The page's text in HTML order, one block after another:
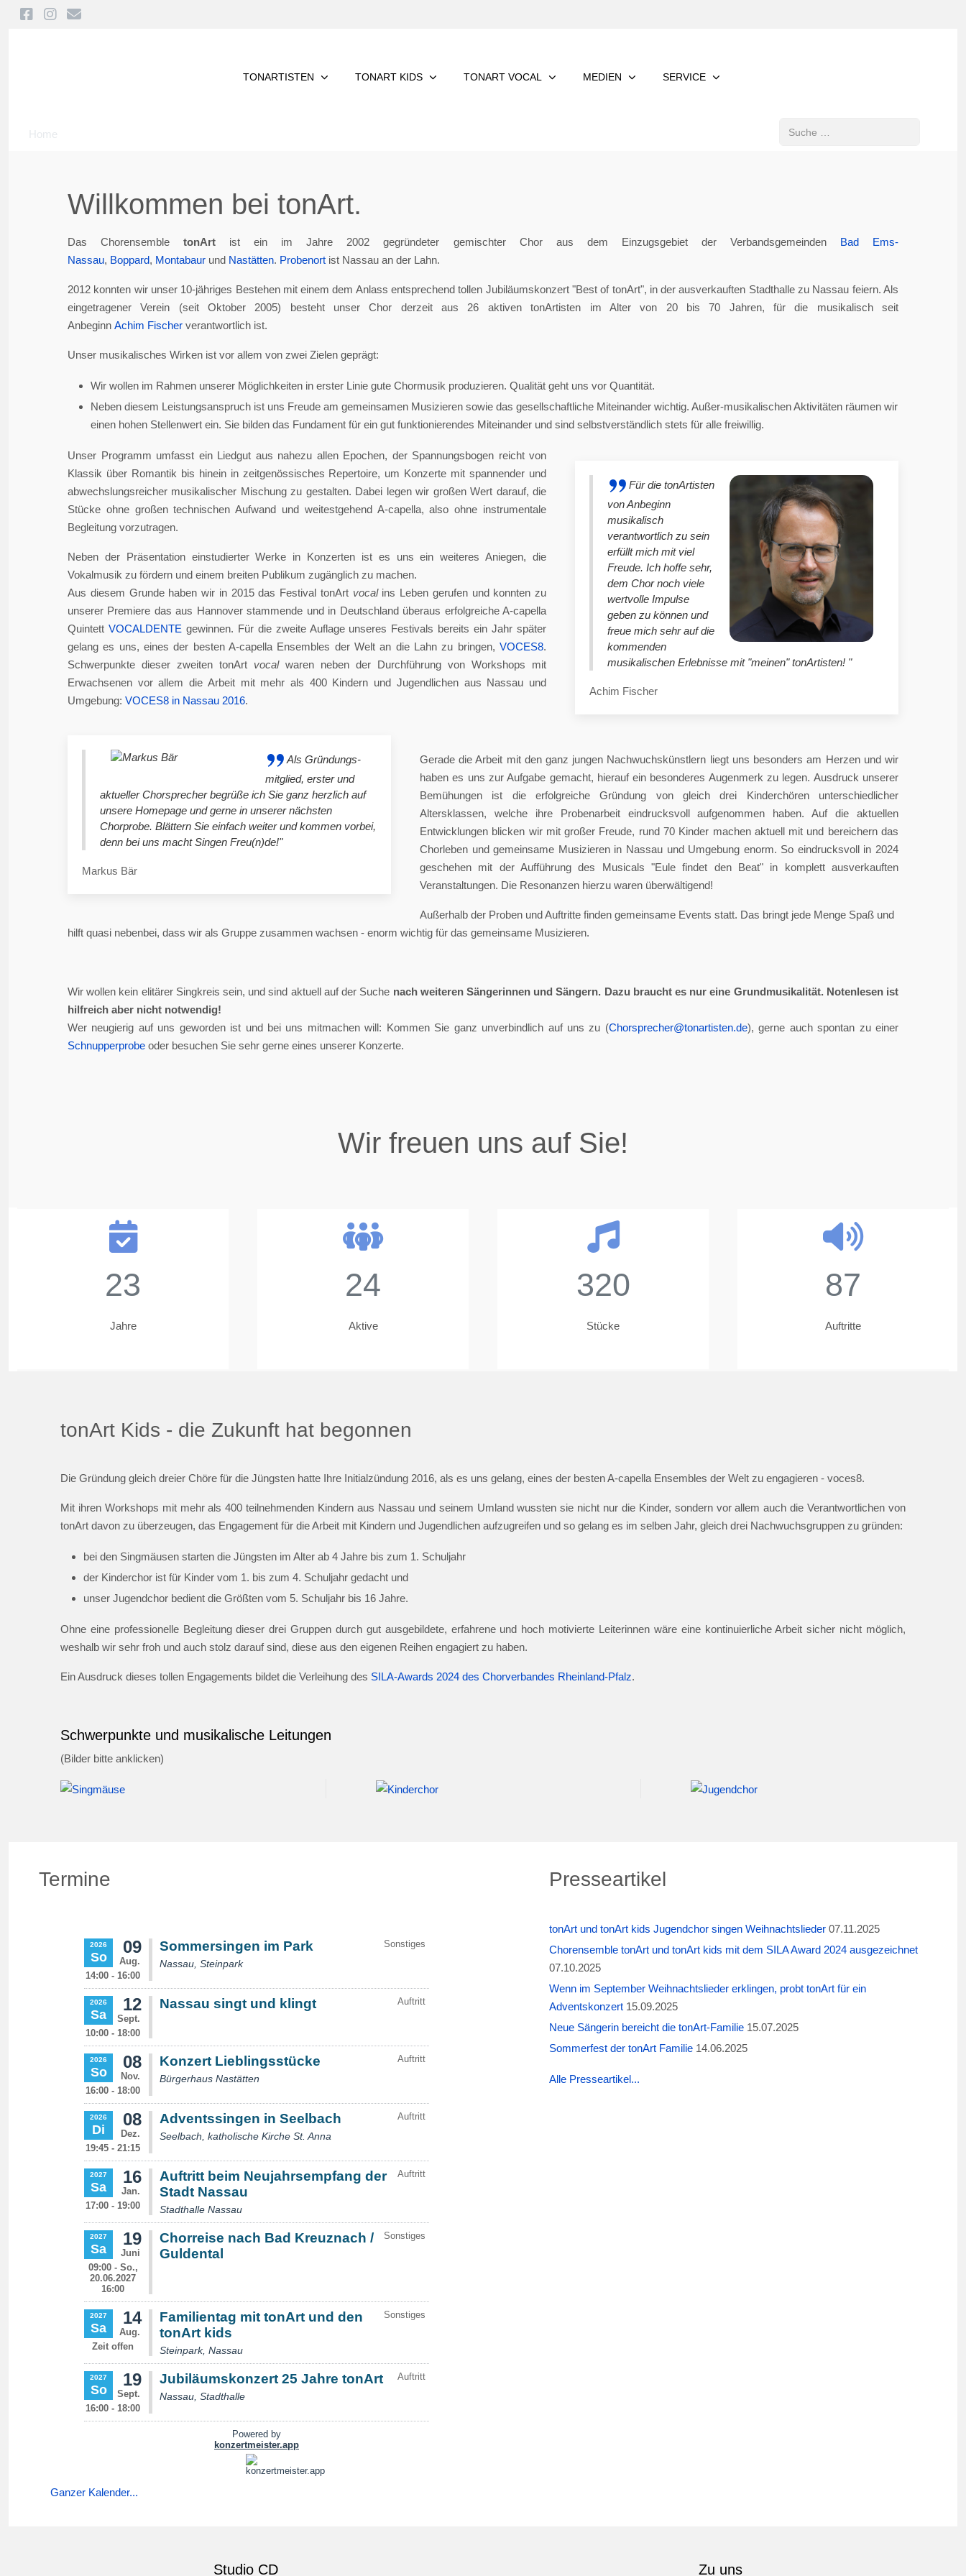
TONARTISTEN TONART KIDS TONART VOCAL MEDIEN SERVICE
Home
Suchen
Willkommen bei tonArt.
Das ChorensembletonArt ist ein im Jahre 2002 gegründeter gemischter Chor aus dem Einzugsgebiet der Verbandsgemeinden Bad Ems-
Nassau, Boppard, Montabaur und Nastätten. Probenort ist Nassau an der Lahn.
2012 konnten wir unser 10-jähriges Bestehen mit einem dem Anlass entsprechend tollen Jubiläumskonzert "Best of tonArt", in der ausverkauften Stadthalle zu Nassau feiern. Als
eingetragener Verein (seit Oktober 2005) besteht unser Chor derzeit aus 26 aktiven tonArtisten im Alter von 20 bis 70 Jahren, für die musikalisch seit
Anbeginn Achim Fischer verantwortlich ist.
Unser musikalisches Wirken ist vor allem von zwei Zielen geprägt:
Wir wollen im Rahmen unserer Möglichkeiten in erster Linie gute Chormusik produzieren. Qualität geht uns vor Quantität.
Neben diesem Leistungsanspruch ist uns Freude am gemeinsamen Musizieren sowie das gesellschaftliche Miteinander wichtig. Außer-musikalischen Aktivitäten räumen wir
einen hohen Stellenwert ein. Sie bilden das Fundament für ein gut funktionierendes Miteinander und sind selbstverständlich stets für alle freiwillig.
Für die tonArtisten
von Anbeginn
musikalisch
verantwortlich zu sein
erfüllt mich mit viel
Freude. Ich hoffe sehr,
dem Chor noch viele
wertvolle Impulse
geben zu können und
freue mich sehr auf die
kommenden
musikalischen Erlebnisse mit "meinen" tonArtisten! "
Achim Fischer
Unser Programm umfasst ein Liedgut aus nahezu allen Epochen, der Spannungsbogen reicht von
Klassik über Romantik bis hinein in zeitgenössisches Repertoire, um Konzerte mit spannender und
abwechslungsreicher musikalischer Mischung zu gestalten. Dabei legen wir großen Wert darauf, die
Stücke ohne großen technischen Aufwand und weitestgehend A-capella, also ohne instrumentale
Begleitung vorzutragen.
Neben der Präsentation einstudierter Werke in Konzerten ist es uns ein weiteres Aniegen, die
Vokalmusik zu fördern und einem breiten Publikum zugänglich zu machen.
Aus diesem Grunde haben wir in 2015 das Festival tonArt vocal ins Leben gerufen und konnten zu
unserer Premiere das aus Hannover stammende und in Deutschland überaus erfolgreiche A-capella
Quintett VOCALDENTE gewinnen. Für die zweite Auflage unseres Festivals bereits ein Jahr später
gelang es uns, eines der besten A-capella Ensembles der Welt an die Lahn zu bringen, VOCES8.
Schwerpunkte dieser zweiten tonArt vocalwaren neben der Durchführung von Workshops mit
Erwachsenen vor allem die Arbeit mit mehr als 400 Kindern und Jugendlichen aus Nassau und
Umgebung: VOCES8 in Nassau 2016.
Als Gründungs-
mitglied, erster und
aktueller Chorsprecher begrüße ich Sie ganz herzlich auf
unsere Homepage und gerne in unserer nächsten
Chorprobe. Blättern Sie einfach weiter und kommen vorbei,
denn bei uns macht Singen Freu(n)de!"
Markus Bär
Gerade die Arbeit mit den ganz jungen Nachwuchskünstlern liegt uns besonders am Herzen und wir
haben es uns zur Aufgabe gemacht, hierauf ein besonderes Augenmerk zu legen. Ausdruck unserer
Bemühungen ist die erfolgreiche Gründung von gleich drei Kinderchören unterschiedlicher
Altersklassen, welche ihre Probenarbeit eindrucksvoll aufgenommen haben. Auf die aktuellen
Entwicklungen blicken wir mit großer Freude, rund 70 Kinder machen aktuell mit und bereichern das
Chorleben und gemeinsame Musizieren in Nassau und Umgebung enorm. So eindrucksvoll in 2024
geschehen mit der Aufführung des Musicals "Eule findet den Beat" in komplett ausverkauften
Veranstaltungen. Die Resonanzen hierzu waren überwältigend!
Außerhalb der Proben und Auftritte finden gemeinsame Events statt. Das bringt jede Menge Spaß und
hilft quasi nebenbei, dass wir als Gruppe zusammen wachsen - enorm wichtig für das gemeinsame Musizieren.
Wir wollen kein elitärer Singkreis sein, und sind aktuell auf der Suche nach weiteren Sängerinnen und Sängern. Dazu braucht es nur eine Grundmusikalität. Notenlesen ist
hilfreich aber nicht notwendig!
Wer neugierig auf uns geworden ist und bei uns mitmachen will: Kommen Sie ganz unverbindlich auf uns zu (Chorsprecher@tonartisten.de), gerne auch spontan zu einer
Schnupperprobe oder besuchen Sie sehr gerne eines unserer Konzerte.
Wir freuen uns auf Sie!
23
Jahre
24
Aktive
320
Stücke
87
Auftritte
tonArt Kids - die Zukunft hat begonnen
Die Gründung gleich dreier Chöre für die Jüngsten hatte Ihre Initialzündung 2016, als es uns gelang, eines der besten A-capella Ensembles der Welt zu engagieren - voces8.
Mit ihren Workshops mit mehr als 400 teilnehmenden Kindern aus Nassau und seinem Umland wussten sie nicht nur die Kinder, sondern vor allem auch die Verantwortlichen von
tonArt davon zu überzeugen, das Engagement für die Arbeit mit Kindern und Jugendlichen aufzugreifen und so gelang es im selben Jahr, gleich drei Nachwuchsgruppen zu gründen:
bei den Singmäusen starten die Jüngsten im Alter ab 4 Jahre bis zum 1. Schuljahr
der Kinderchor ist für Kinder vom 1. bis zum 4. Schuljahr gedacht und
unser Jugendchor bedient die Größten vom 5. Schuljahr bis 16 Jahre.
Ohne eine professionelle Begleitung dieser drei Gruppen durch gut ausgebildete, erfahrene und hoch motivierte Leiterinnen wäre eine kontinuierliche Arbeit sicher nicht möglich,
weshalb wir sehr froh und auch stolz darauf sind, diese aus den eigenen Reihen engagiert zu haben.
Ein Ausdruck dieses tollen Engagements bildet die Verleihung des SILA-Awards 2024 des Chorverbandes Rheinland-Pfalz.
Schwerpunkte und musikalische Leitungen
(Bilder bitte anklicken)
Termine
Ganzer Kalender...
Presseartikel
tonArt und tonArt kids Jugendchor singen Weihnachtslieder 07.11.2025
Chorensemble tonArt und tonArt kids mit dem SILA Award 2024 ausgezeichnet
07.10.2025
Wenn im September Weihnachtslieder erklingen, probt tonArt für ein
Adventskonzert 15.09.2025
Neue Sängerin bereicht die tonArt-Familie 15.07.2025
Sommerfest der tonArt Familie 14.06.2025
Alle Presseartikel...
Studio CD Zu uns